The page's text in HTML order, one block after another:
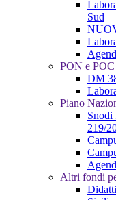
Sud
PON e
DM
Piano
219/
Altri fondi